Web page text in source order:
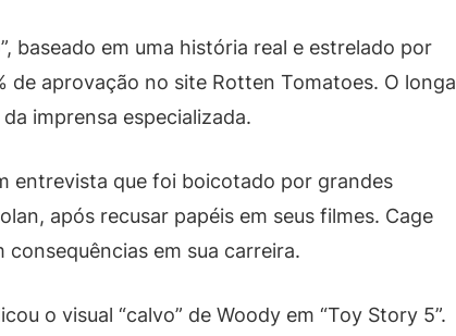
baseado em uma história real e estrelado por
de aprovação no site Rotten Tomatoes. O longa
imprensa especializada.
entrevista que foi boicotado por grandes
após recusar papéis em seus filmes. Cage
em sua carreira.
o visual “calvo” de Woody em “Toy Story 5”.